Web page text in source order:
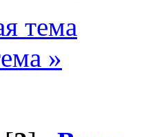
тема
»